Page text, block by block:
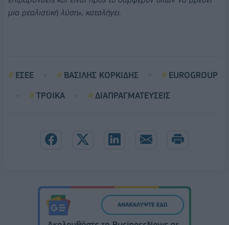
μια ρεαλιστική λύση», καταλήγει.
ΕΣΕΕ ΒΑΣΙΛΗΣ ΚΟΡΚΙΔΗΣ
EUROGROUP
ΤΡΟΙΚΑ
ΔΙΑΠΡΑΓΜΑΤΕΥΣΕΙΣ